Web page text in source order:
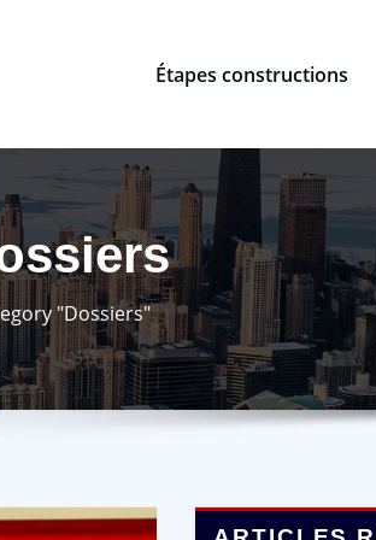
Étapes constructions
"Dossiers"